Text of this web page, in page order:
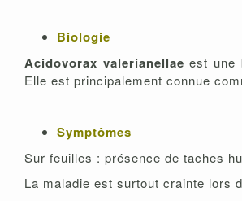
Biologie
Acidovorax valerianellae est une
Elle est principalement connue
Symptômes
Sur feuilles : présence de taches
La maladie est surtout crainte lors